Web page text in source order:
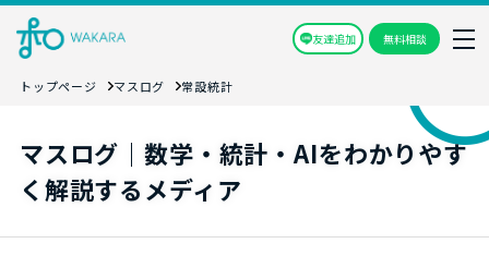
友達追加 無料相談
トップページ マスログ 常設統計
マスログ｜数学・統計・AIをわかりやす
く解説するメディア